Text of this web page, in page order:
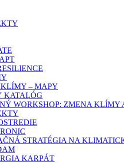
– MAPY
KATALÓG
WORKSHOP: ZMENA KLÍMY
STRATÉGIA NA
KARPÁT